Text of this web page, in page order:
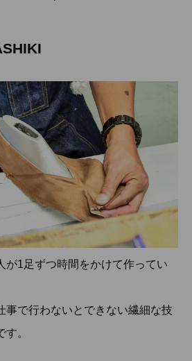
が1足ずつ時間をかけて作ってい
事で行わないとできない繊細な技
。